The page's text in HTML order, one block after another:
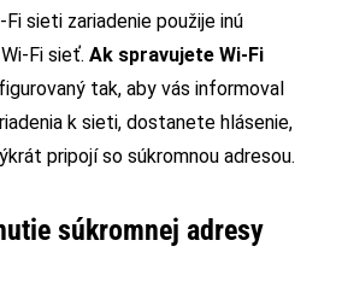
sieti zariadenie použije inú
Fi sieť. Ak spravujete Wi-Fi
tak, aby vás informoval
k sieti, dostanete hlásenie,
pripojí so súkromnou adresou.
súkromnej adresy